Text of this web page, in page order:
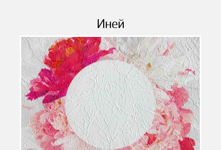
Иней